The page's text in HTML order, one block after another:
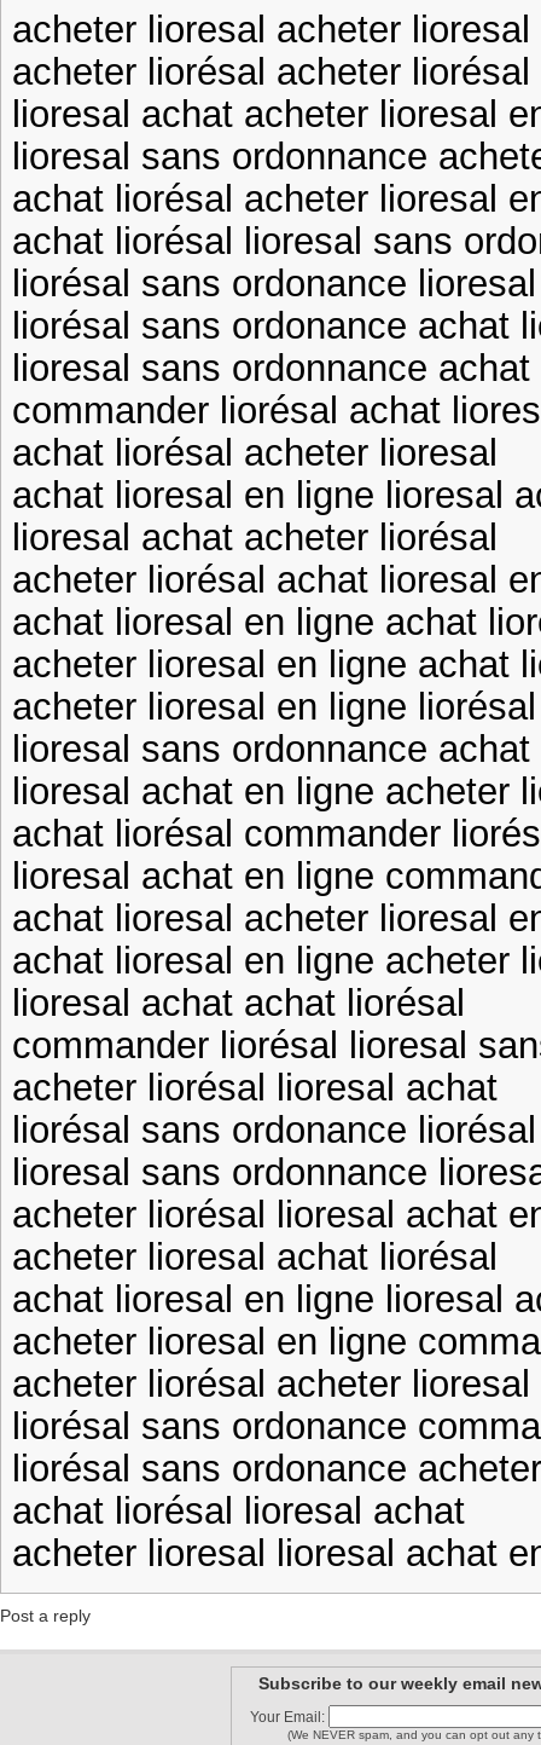
acheter lioresal acheter lioresal
acheter liorésal acheter liorésal
lioresal achat acheter lioresal
lioresal sans ordonnance
achat liorésal acheter lioresal
achat liorésal lioresal sans
liorésal sans ordonance
liorésal sans ordonance achat
lioresal sans ordonnance
commander liorésal achat
achat liorésal acheter lioresal
achat lioresal en ligne lioresal
lioresal achat acheter liorésal
acheter liorésal achat lioresal
achat lioresal en ligne achat
acheter lioresal en ligne achat
acheter lioresal en ligne
lioresal sans ordonnance
lioresal achat en ligne acheter
achat liorésal commander
lioresal achat en ligne
achat lioresal acheter lioresal
achat lioresal en ligne acheter
lioresal achat achat liorésal
commander liorésal lioresal
acheter liorésal lioresal achat
liorésal sans ordonance
lioresal sans ordonnance
acheter liorésal lioresal achat
acheter lioresal achat liorésal
achat lioresal en ligne lioresal
acheter lioresal en ligne
acheter liorésal acheter lioresal
liorésal sans ordonance
liorésal sans ordonance
achat liorésal lioresal achat
acheter lioresal lioresal achat
Post a reply
Subscribe to our weekly email
Your Email:
(We NEVER spam, and you can opt out any